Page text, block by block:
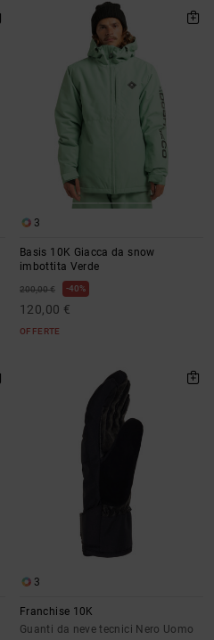
3
Basis 10K Giacca da snow
imbottita Verde
200,00 € 40%
120,00 €
OFFERTE
3
Franchise 10K
Guanti da neve tecnici Nero Uomo